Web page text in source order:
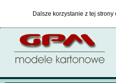
Dalsze korzystanie z tej